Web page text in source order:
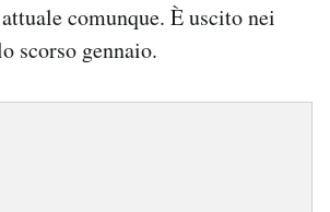
comunque. È uscito nei
scorso gennaio.